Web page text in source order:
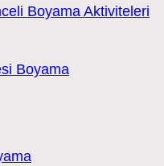
Boyama Aktiviteleri
Boyama